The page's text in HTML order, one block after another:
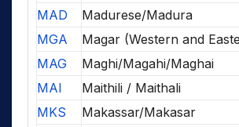
MAD
Madurese/Madura
MGA
Magar (Western and
MAG
Maghi/Magahi/Maghai
MAI
Maithili / Maithali
MKS
Makassar/Makasar